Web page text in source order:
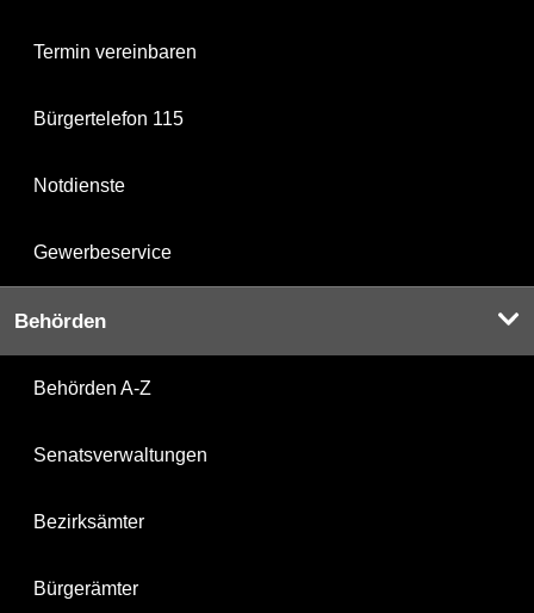
Termin vereinbaren
Bürgertelefon 115
Notdienste
Gewerbeservice
Behörden
Behörden A-Z
Senatsverwaltungen
Bezirksämter
Bürgerämter